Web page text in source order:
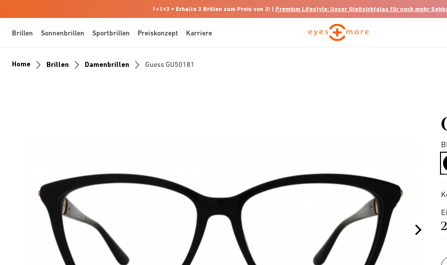
1+1=3 • Erhalte 3 Brillen zum Preis von 2! | Premium Lifestyle: Unser Gleitsichtglas für noch mehr
Brillen Sonnenbrillen Sportbrillen Preiskonzept Karriere
Home Brillen Damenbrillen Guess GU50181